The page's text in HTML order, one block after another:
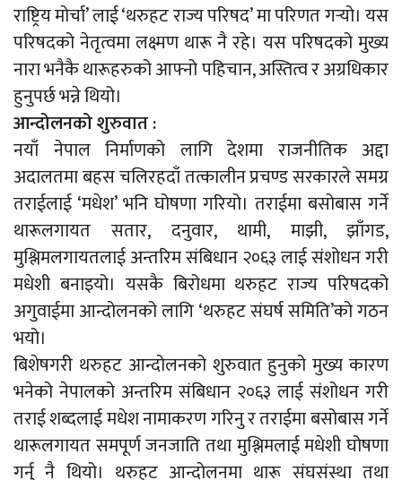
राष्ट्रिय मोर्चा’ लाई ‘थरुहट राज्य परिषद’ मा परिणत गर्‍यो। यस
परिषदको नेतृत्वमा लक्ष्मण थारू नै रहे। यस परिषदको मुख्य
नारा भनैकै थारूहरुको आफ्नो पहिचान, अस्तित्व र अग्रधिकार
हुनुपर्छ भन्ने थियो।
आन्दोलनको शुरुवात :
नयाँ नेपाल निर्माणको लागि देशमा राजनीतिक अद्दा
अदालतमा बहस चलिरहदाँ तत्कालीन प्रचण्ड सरकारले समग्र
तराईलाई ‘मधेश’ भनि घोषणा गरियो। तराईमा बसोबास गर्ने
थारूलगायत सतार, दनुवार, थामी, माझी, झाँगड,
मुश्लिमलगायतलाई अन्तरिम संबिधान २०६३ लाई संशोधन गरी
मधेशी बनाइयो। यसकै बिरोधमा थरुहट राज्य परिषदको
अगुवाईमा आन्दोलनको लागि ‘थरुहट संघर्ष समिति’को गठन
भयो।
बिशेषगरी थरुहट आन्दोलनको शुरुवात हुनुको मुख्य कारण
भनेको नेपालको अन्तरिम संबिधान २०६३ लाई संशोधन गरी
तराई शब्दलाई मधेश नामाकरण गरिनु र तराईमा बसोबास गर्ने
थारूलगायत समपूर्ण जनजाति तथा मुश्लिमलाई मधेशी घोषणा
गर्नु नै थियो। थरुहट आन्दोलनमा थारू संघसंस्था तथा